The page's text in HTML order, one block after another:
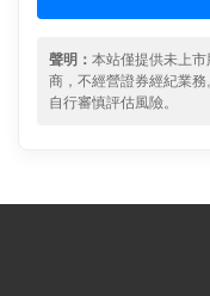
聲明： 本站僅提供未上
商，不經營證券經紀業
自行審慎評估風險。